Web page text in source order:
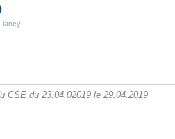
lancy
CSE du 23.04.02019 le 29.04.2019